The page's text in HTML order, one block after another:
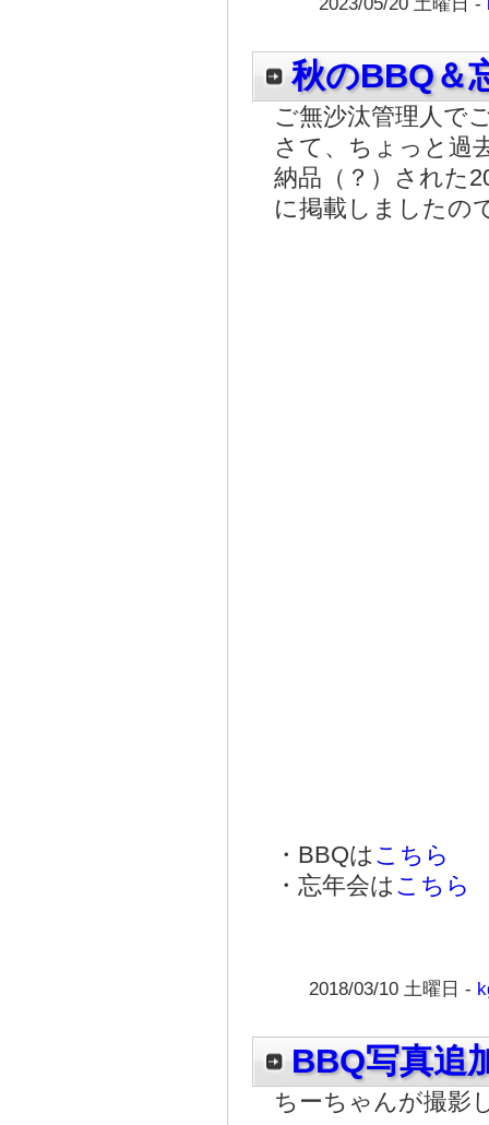
秋のBBQ＆
ご無沙汰管理人で
さて、ちょっと過
納品（？）された
に掲載しましたの
・BBQは こちら
・忘年会は こちら
2018/03/10 土曜日 -
BBQ写真追
ちーちゃんが撮影